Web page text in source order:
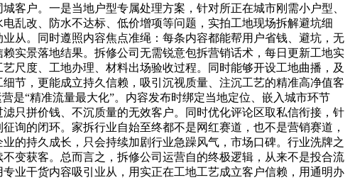
客户。一是当地户型专属处理方案，针对所正在城市刚需小户型、
乱改、防水不达标、低价增项等问题，实拍工地现场拆解避坑细
从。同时遵照内容焦点准绳：每条内容都能帮用户省钱、避坑，无
实景落地结果。拆修公司无需锐意包拆营销话术，每日更新工地实
尺度、工地办理、材料出场验收过程。同时能够开设工地曲播，及
节，更能成立持久信赖，吸引沉视质量、注沉工艺的精准高净值客
是“精准流量最大化”。内容发布时绑定当地定位、嵌入城市环节
只拼价钱、不沉质量的无效客户。同时优化评论区取私信衔接，针
询的闭环。家拆行业自始至终都不是网红赛道，也不是营销赛道，
的持久成长，只会持续加剧行业急躁风气，市场口碑。行业洗牌之
变获客。总而言之，拆修公司运营自的终极逻辑，从来不是投合流
业干货内容吸引业从，用实正在工地工艺成立客户信赖，用通明办